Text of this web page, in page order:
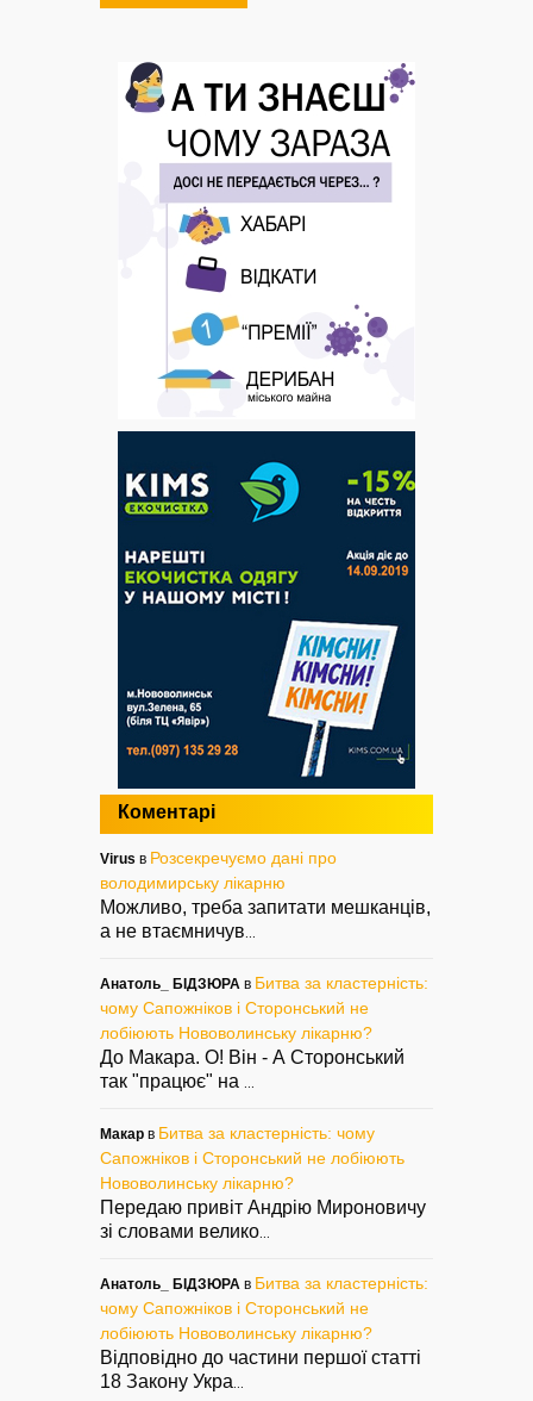
Коментарі
Virus в Розсекречуємо дані про
володимирську лікарню
Можливо, треба запитати мешканців,
а не втаємничув
Анатоль_ БІДЗЮРА в Битва за кластерність:
чому Сапожніков і Сторонський не
лобіюють Нововолинську лікарню?
До Макара. О! Він - А Сторонський
так "працює" на
Макар в Битва за кластерність: чому
Сапожніков і Сторонський не лобіюють
Нововолинську лікарню?
Передаю привіт Андрію Мироновичу
зі словами велико
Анатоль_ БІДЗЮРА в Битва за кластерність:
чому Сапожніков і Сторонський не
лобіюють Нововолинську лікарню?
Відповідно до частини першої статті
18 Закону Укра